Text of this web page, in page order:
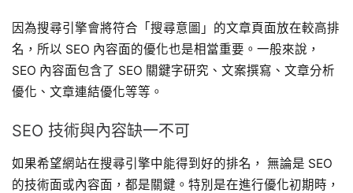
因為搜尋引擎會將符合「搜尋意圖」的文章頁面放在較高排
名，所以 SEO 內容面的優化也是相當重要。一般來說，
SEO 內容面包含了 SEO 關鍵字研究、文案撰寫、文章分析
優化、文章連結優化等等。
SEO 技術與內容缺一不可
如果希望網站在搜尋引擎中能得到好的排名， 無論是 SEO
的技術面或內容面，都是關鍵。特別是在進行優化初期時，